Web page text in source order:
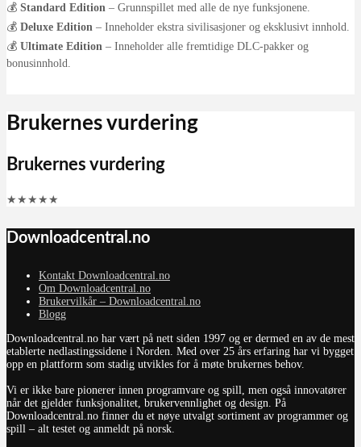
💰 Standard Edition – Grunnspillet med alle de nye funksjonene.
💰 Deluxe Edition – Inneholder ekstra sivilisasjoner og eksklusivt innhold.
💰 Ultimate Edition – Inneholder alle fremtidige DLC-pakker og
bonusinnhold.
Brukernes vurdering
Brukernes vurdering
★ ★ ★ ★ ★
Downloadcentral.no
Kontakt Downloadcentral.no
Om Downloadcentral.no
Brukervilkår – Downloadcentral.no
Blogg
Downloadcentral.no har vært på nett siden 1997 og er dermed en av de mest
etablerte nedlastingssidene i Norden. Med over 25 års erfaring har vi bygget
opp en plattform som stadig utvikles for å møte brukernes behov.
Vi er ikke bare pionerer innen programvare og spill, men også innovatører
når det gjelder funksjonalitet, brukervennlighet og design. På
Downloadcentral.no finner du et nøye utvalgt sortiment av programmer og
spill – alt testet og anmeldt på norsk.